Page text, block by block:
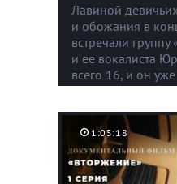
Лавиной
и обожания в
встречали
и ее вокалиста
всего 16, и он
1:05:18